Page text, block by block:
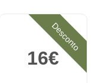
16€
Desconto